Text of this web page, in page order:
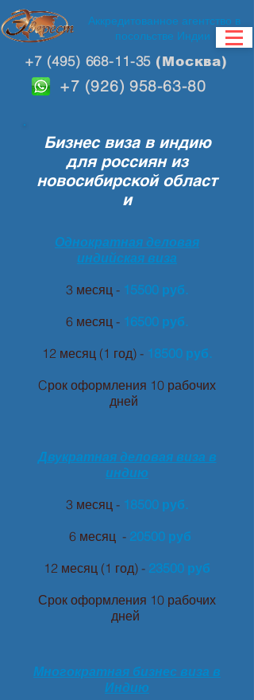
+7 (495) 668-11-35 (Москва)
Аккредитованное агентство в
посольстве Индии
+7 (926) 958-63-80
Бизнес виза в индию
для россиян из
новосибирской област
и
Однократная деловая
индийская виза
3 месяц - 15500 руб.
6 месяц - 16500 руб.
12 месяц (1 год) - 18500 руб.
Cрок оформления 10 рабочих
дней
Двукратная деловая виза в
индию
3 месяц - 18500 руб.
6 месяц - 20500 руб
12 месяц (1 год) - 23500 руб
Срок оформления 10 рабочих
дней
Многократная бизнес виза в
Индию